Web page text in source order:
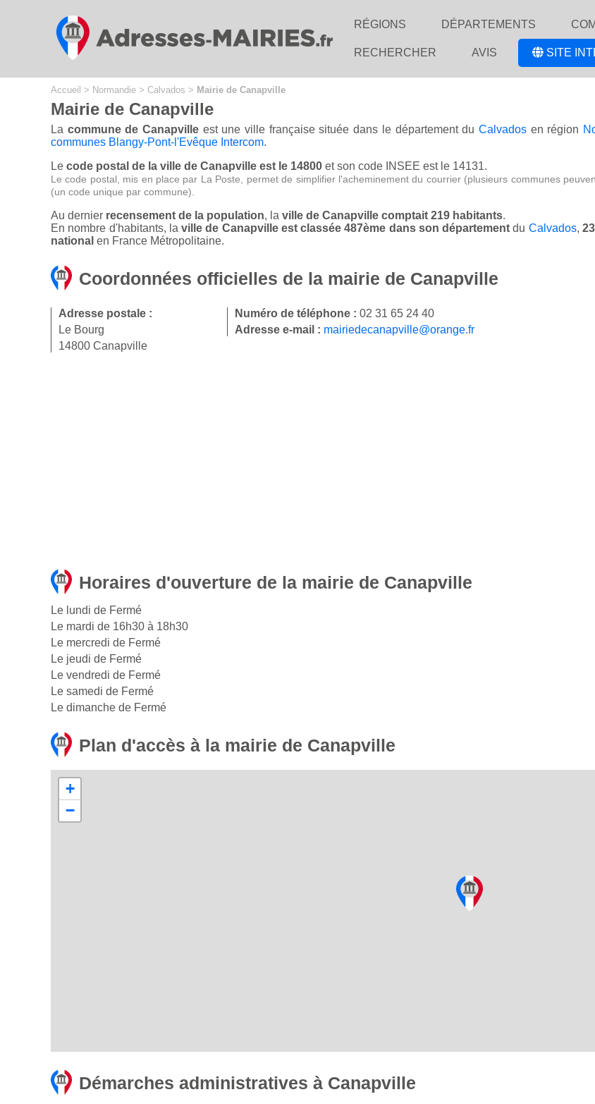
RÉGIONS DÉPARTEMENTS
RECHERCHER AVIS SITE
Accueil > Normandie > Calvados > Mairie de Canapville
Mairie de Canapville
La commune de Canapville est une ville française située dans le département du Calvadosen région
communes Blangy-Pont-l'Evêque Intercom.
Le code postal de la ville de Canapville est le 14800 et son code INSEE est le 14131.
Le code postal, mis en place par La Poste, permet de simplifier l'acheminement du courrier (plusieurs communes
(un code unique par commune).
Au dernier recensement de la population, la ville de Canapville comptait 219 habitants.
En nombre d'habitants, laville de Canapville est classée 487ème dans son département du Calvados,
national en France Métropolitaine.
Coordonnées officielles de la mairie de Canapville
Adresse postale :
Le Bourg
14800 Canapville
Numéro de téléphone : 02 31 65 24 40
Adresse e-mail : mairiedecanapville@orange.fr
Horaires d'ouverture de la mairie de Canapville
Le lundi de Fermé
Le mardi de 16h30 à 18h30
Le mercredi de Fermé
Le jeudi de Fermé
Le vendredi de Fermé
Le samedi de Fermé
Le dimanche de Fermé
Plan d'accès à la mairie de Canapville
+
−
Démarches administratives à Canapville